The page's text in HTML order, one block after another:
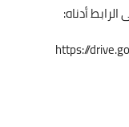
أدناه:
https://